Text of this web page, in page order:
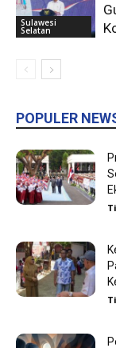
Sulawesi
Selatan
POPULER